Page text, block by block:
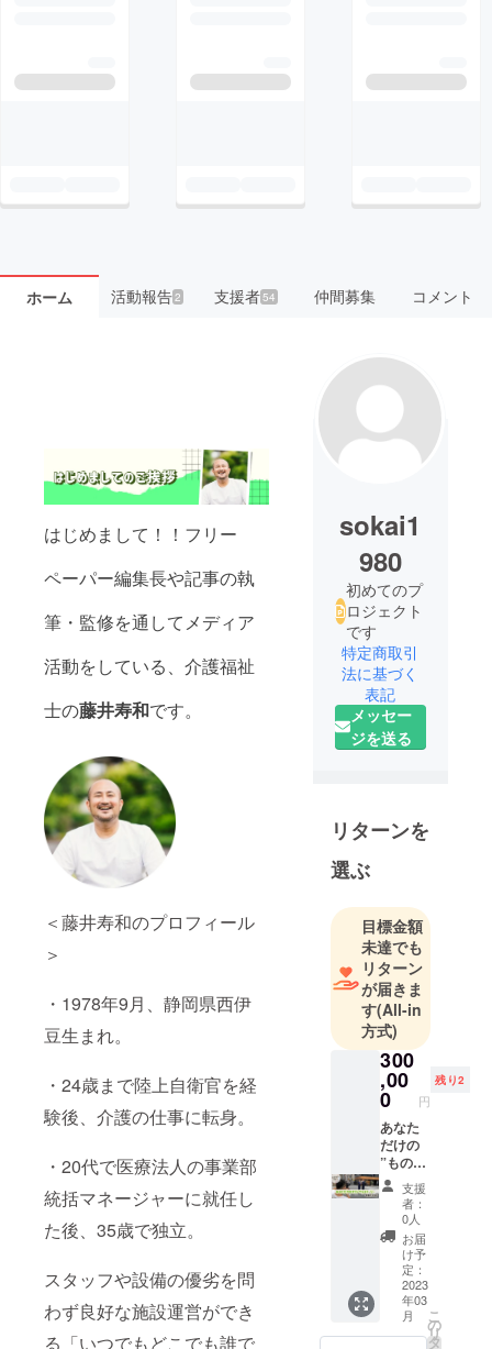
ホーム 活動報告2 支援者54 仲間募集 コメント
はじめまして！！フリー
ペーパー編集長や記事の執
筆・監修を通してメディア
活動をしている、介護福祉
士の藤井寿和です。
＜藤井寿和のプロフィール
＞
・1978年9月、静岡県西伊
豆生まれ。
・24歳まで陸上自衛官を経
験後、介護の仕事に転身。
・20代で医療法人の事業部
統括マネージャーに就任し
た後、35歳で独立。
スタッフや設備の優劣を問
わず良好な施設運営ができ
る「いつでもどこでも誰で
sokai1
980
初めてのプ
ロジェクト
です
特定商取引
法に基づく
表記
メッセー
ジを送る
リターンを
選ぶ
目標金額
未達でも
リターン
が届きま
す(All-in
方式)
300
,00
0 円
残り2
あなた
だけの
”ものが
たりマ
ガジ
ン”を
作って
みませ
んか？
マガジ
ンその
ものが
あなた
支援
者：
0人
お届
け予
定：
2023
年03
月
こ
の
リ
タ